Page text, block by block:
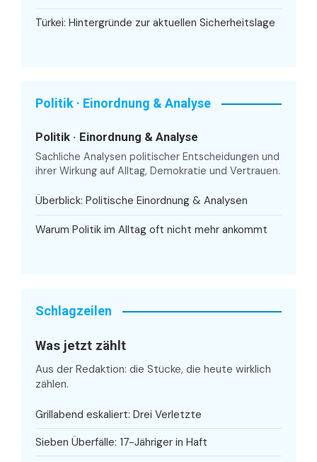
Türkei: Hintergründe zur aktuellen Sicherheitslage
Politik · Einordnung & Analyse
Politik · Einordnung & Analyse
Sachliche Analysen politischer Entscheidungen und
ihrer Wirkung auf Alltag, Demokratie und Vertrauen.
Überblick: Politische Einordnung & Analysen
Warum Politik im Alltag oft nicht mehr ankommt
Schlagzeilen
Was jetzt zählt
Aus der Redaktion: die Stücke, die heute wirklich
zählen.
Grillabend eskaliert: Drei Verletzte
Sieben Überfälle: 17-Jähriger in Haft